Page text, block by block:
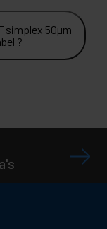
simplex 50µm
?